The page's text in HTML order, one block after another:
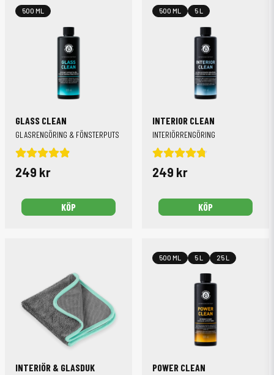
GLASS CLEAN
GLASRENGÖRING & FÖNSTERPUTS
249 kr
KÖP
500 ML
INTERIOR CLEAN
INTERIÖRRENGÖRING
249 kr
KÖP
500 ML 5 L
INTERIÖR & GLASDUK POWER CLEAN
500 ML 5 L 25 L